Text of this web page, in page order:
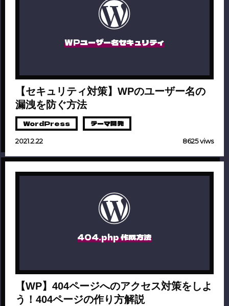
WPユーザー名セキュリティ
【セキュリティ対策】WPのユーザー名の
漏洩を防ぐ方法
WordPress テーマ開発
2021.2.22 8625 viws
404.php 作成方法
【WP】404ページへのアクセス対策をしよ
う！404ページの作り方解説